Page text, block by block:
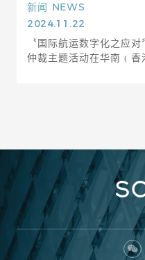
新闻 NEWS
2024.11.22
〝国际航运数字化之应
仲裁主题活动在华南﹙